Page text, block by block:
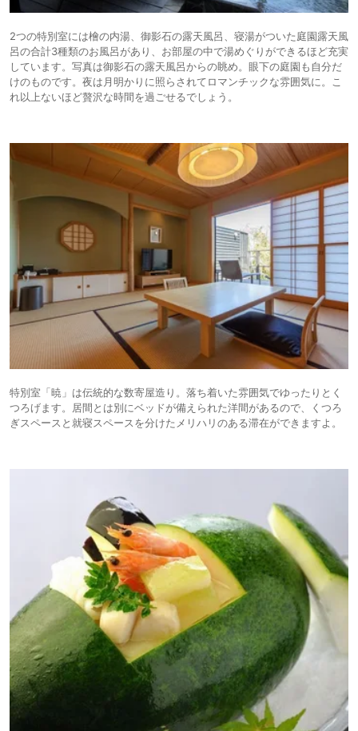
2つの特別室には檜の内湯、御影石の露天風呂、寝湯がついた庭園露天風
呂の合計3種類のお風呂があり、お部屋の中で湯めぐりができるほど充実
しています。写真は御影石の露天風呂からの眺め。眼下の庭園も自分だ
けのものです。夜は月明かりに照らされてロマンチックな雰囲気に。こ
れ以上ないほど贅沢な時間を過ごせるでしょう。
特別室「暁」は伝統的な数寄屋造り。落ち着いた雰囲気でゆったりとく
つろげます。居間とは別にベッドが備えられた洋間があるので、くつろ
ぎスペースと就寝スペースを分けたメリハリのある滞在ができますよ。